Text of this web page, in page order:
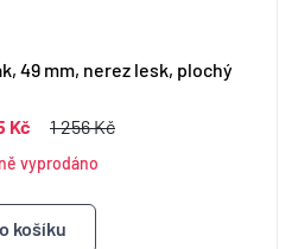
49 mm, nerez lesk, plochý
Kč 1 256 Kč
vyprodáno